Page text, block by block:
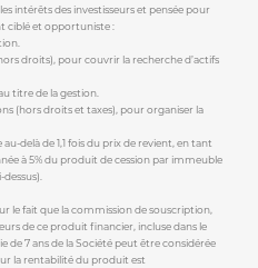
intérêts des investisseurs et pensée pour
ciblé et opportuniste :
droits), pour couvrir la recherche d’actifs
titre de la gestion.
(hors droits et taxes), pour organiser la
au-delà de 1,1 fois du prix de revient, en tant
à 5% du produit de cession par immeuble
le fait que la commission de souscription,
de ce produit financier, incluse dans le
de 7 ans de la Société peut être considérée
la rentabilité du produit est